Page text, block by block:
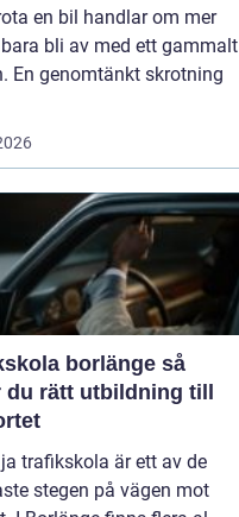
en bil handlar om mer
bli av med ett gammalt
En genomtänkt skrotning
borlänge så
du rätt utbildning till
trafikskola är ett av de
stegen på vägen mot